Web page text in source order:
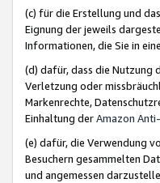
(c) für die Erstellung und
Eignung der jeweils
Informationen, die Sie in
(d) dafür, dass die Nutzung
Verletzung oder
Markenrechte,
Einhaltung derAmazon
(e) dafür, die Verwendung
Besuchern gesammelten
und angemessen